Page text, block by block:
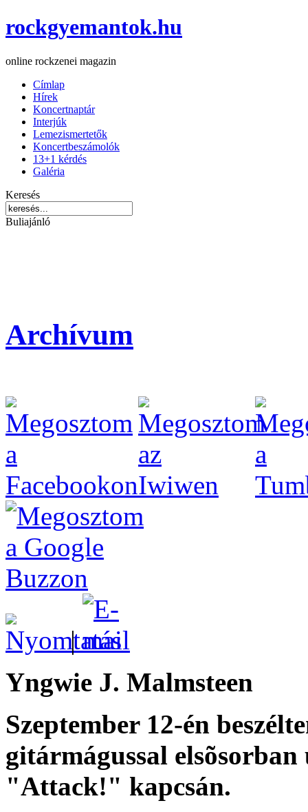
rockgyemantok.hu
online rockzenei magazin
Címlap
Hírek
Koncertnaptár
Interjúk
Lemezismertetők
Koncertbeszámolók
13+1 kérdés
Galéria
Keresés
Buliajánló
Archívum
|
Yngwie J. Malmsteen
Szeptember 12-én
gitármágussal
"Attack!" kapcsán.